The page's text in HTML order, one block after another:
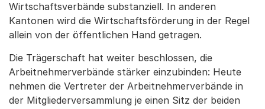
Wirtschaftsverbände substanziell. In anderen
Kantonen wird die Wirtschaftsförderung in der Regel
allein von der öffentlichen Hand getragen.
Die Trägerschaft hat weiter beschlossen, die
Arbeitnehmerverbände stärker einzubinden: Heute
nehmen die Vertreter der Arbeitnehmerverbände in
der Mitgliederversammlung je einen Sitz der beiden